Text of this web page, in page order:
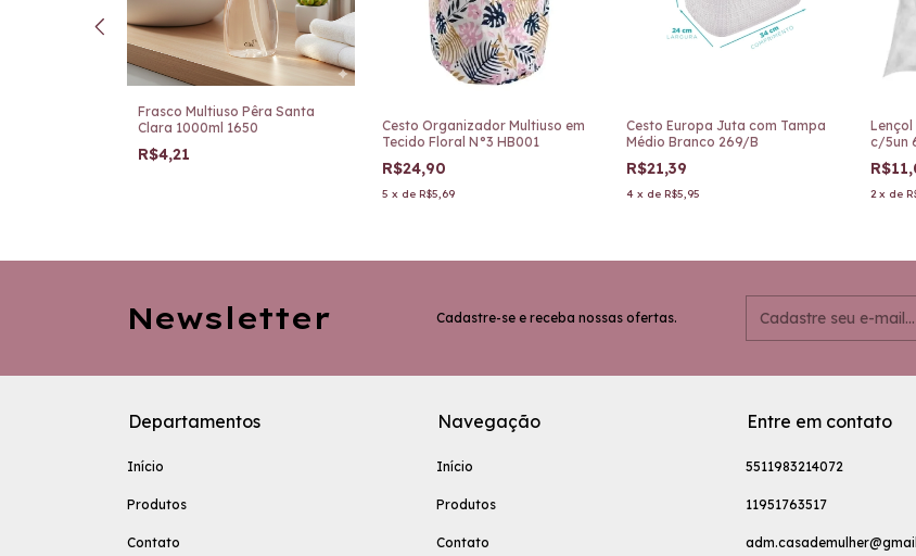
Frasco Multiuso Pêra Santa
Clara 1000ml 1650
R$4,21
Cesto Organizador Multiuso em
Tecido Floral N°3 HB001
R$24,90
5 x de R$5,69
Cesto Europa Juta com Tampa
Médio Branco 269/B
R$21,39
4 x de R$5,95
c/5un
2 x de
Newsletter Cadastre-se e receba nossas ofertas.
Departamentos
Início
Produtos
Contato
Navegação
Início
Produtos
Contato
Entre em contato
5511983214072
11951763517